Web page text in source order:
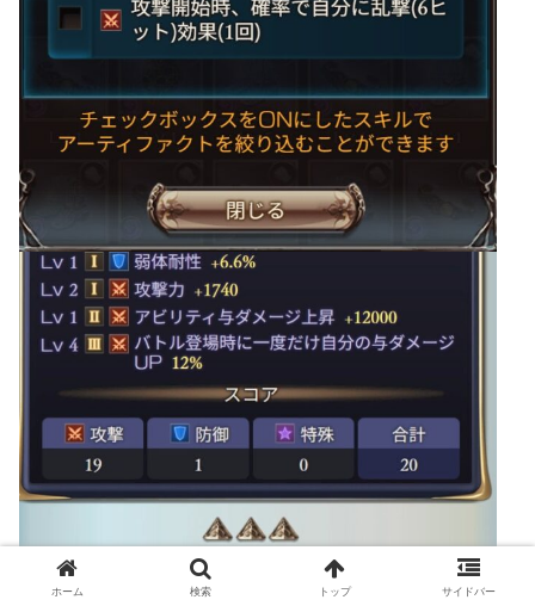
ホーム 検索 トップ サイドバー